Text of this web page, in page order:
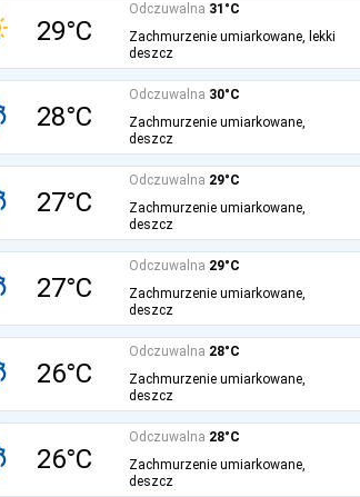
29°C
Odczuwalna 31°C
Zachmurzenie umiarkowane, lekki
deszcz
28°C
Odczuwalna 30°C
Zachmurzenie umiarkowane,
deszcz
27°C
Odczuwalna 29°C
Zachmurzenie umiarkowane,
deszcz
27°C
Odczuwalna 29°C
Zachmurzenie umiarkowane,
deszcz
26°C
Odczuwalna 28°C
Zachmurzenie umiarkowane,
deszcz
26°C
Odczuwalna 28°C
Zachmurzenie umiarkowane,
deszcz